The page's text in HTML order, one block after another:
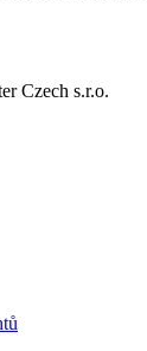
Czech s.r.o.